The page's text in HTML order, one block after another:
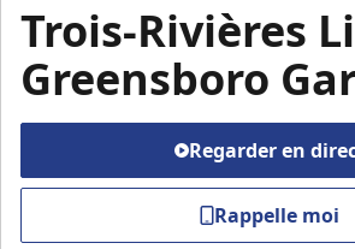
Trois-Rivières
Greensboro
Regarder en
Rappelle moi